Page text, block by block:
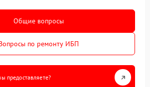
Общие вопросы
по ремонту ИБП
предоставляете?